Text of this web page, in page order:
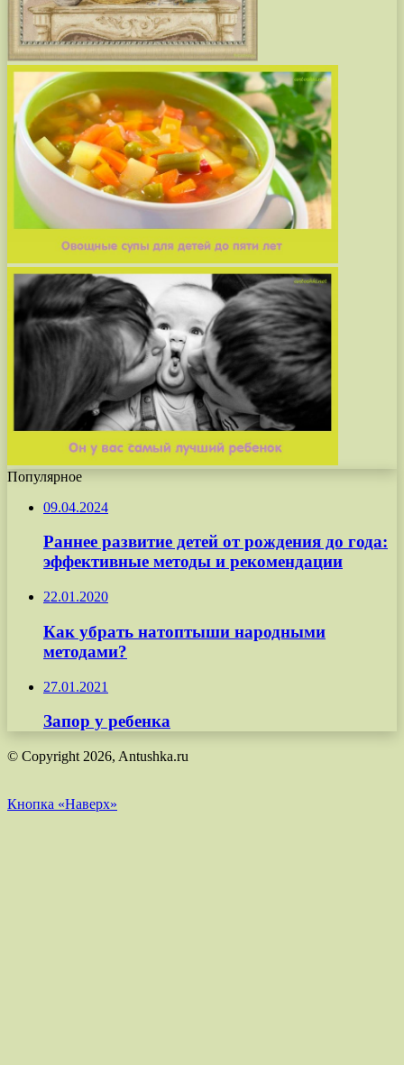
Популярное
09.04.2024
Раннее развитие детей от рождения до года:
эффективные методы и рекомендации
22.01.2020
Как убрать натоптыши народными
методами?
27.01.2021
Запор у ребенка
© Copyright 2026, Antushka.ru
Кнопка «Наверх»